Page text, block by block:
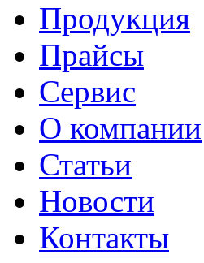
Продукция
Прайсы
Сервис
О компании
Статьи
Новости
Контакты